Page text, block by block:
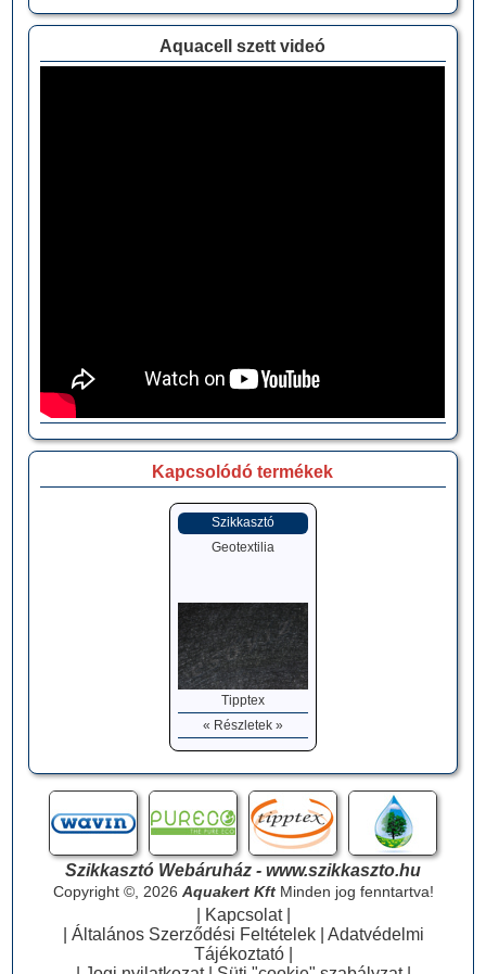
Aquacell szett videó
Kapcsolódó termékek
Szikkasztó
Geotextilia
Tipptex
« Részletek »
Szikkasztó Webáruház - www.szikkaszto.hu
Copyright ©, 2026 Aquakert KftMinden jog fenntartva!
Kapcsolat|
Általános Szerződési Feltételek| Adatvédelmi
Tájékoztató|